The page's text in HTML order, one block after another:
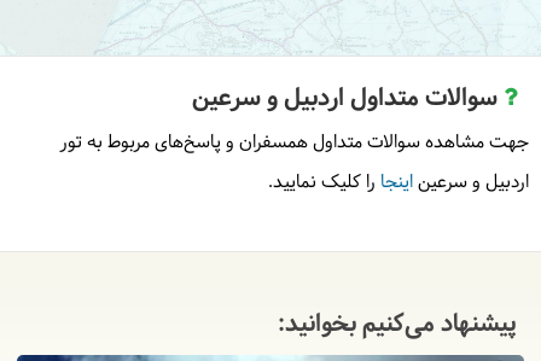
سوالات متداول اردبیل و سرعین
جهت مشاهده سوالات متداول همسفران و پاسخ‌های مربوط به تور
اردبیل و سرعیناینجا را کلیک نمایید.
پیشنهاد می‌کنیم بخوانید: